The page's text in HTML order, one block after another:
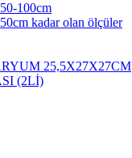
100cm
kadar olan ölçüler
25,5X27X27CM
(2Lİ)